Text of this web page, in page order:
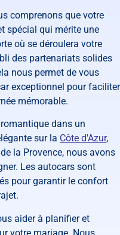
comprenons que votre
spécial qui mérite une
où se déroulera votre
des partenariats solides
nous permet de vous
exceptionnel pour faciliter
mémorable.
dans un
sur la Côte d'Azur,
la Provence, nous avons
Les autocars sont
pour garantir le confort
aider à planifier et